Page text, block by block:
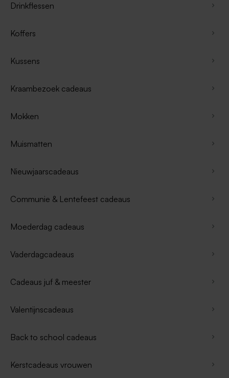
Drinkflessen
Koffers
Kussens
Kraambezoek cadeaus
Mokken
Muismatten
Nieuwjaarscadeaus
Communie & Lentefeest cadeaus
Moederdag cadeaus
Vaderdagcadeaus
Cadeaus juf & meester
Valentijnscadeaus
Back to school cadeaus
Kerstcadeaus vrouwen